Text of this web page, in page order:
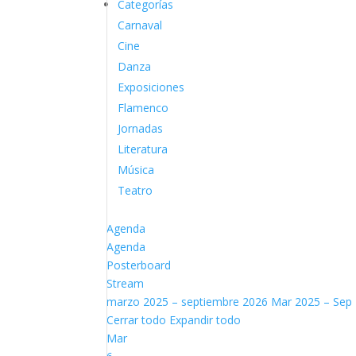
Categorías
Carnaval
Cine
Danza
Exposiciones
Flamenco
Jornadas
Literatura
Música
Teatro
Agenda
Agenda
Posterboard
Stream
marzo 2025 – septiembre 2026 Mar 2025 – Sep
Cerrar todo Expandir todo
Mar